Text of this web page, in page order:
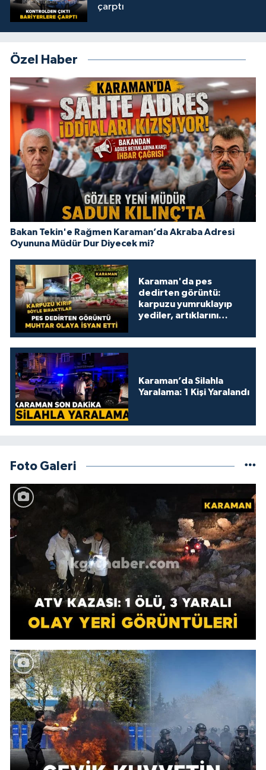
çarptı
Özel Haber
Bakan Tekin'e Rağmen Karaman’da Akraba Adresi
Oyununa Müdür Dur Diyecek mi?
Karaman'da pes
dedirten görüntü:
karpuzu yumruklayıp
yediler, artıklarını
Karaman’da Silahla
Yaralama: 1 Kişi Yaralandı
Foto Galeri